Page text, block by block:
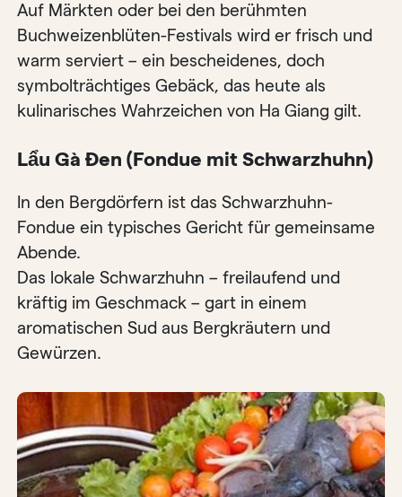
Auf Märkten oder bei den berühmten
Buchweizenblüten-Festivals wird er frisch und
warm serviert – ein bescheidenes, doch
symbolträchtiges Gebäck, das heute als
kulinarisches Wahrzeichen von Ha Giang gilt.
Lẩu Gà Đen (Fondue mit Schwarzhuhn)
In den Bergdörfern ist das Schwarzhuhn-
Fondue ein typisches Gericht für gemeinsame
Abende.
Das lokale Schwarzhuhn – freilaufend und
kräftig im Geschmack – gart in einem
aromatischen Sud aus Bergkräutern und
Gewürzen.